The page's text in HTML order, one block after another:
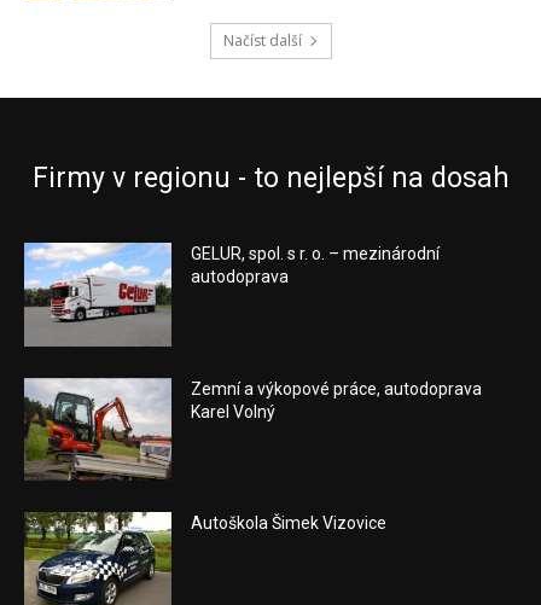
Načíst další
Firmy v regionu - to nejlepší na dosah
GELUR, spol. s r. o. – mezinárodní
autodoprava
Zemní a výkopové práce, autodoprava
Karel Volný
Autoškola Šimek Vizovice